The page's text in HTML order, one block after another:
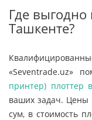
Где выгодно
Ташкенте?
«Seventrade.uz»
принтер) плоттер
ваших задач. Цены
сум, в стоимость